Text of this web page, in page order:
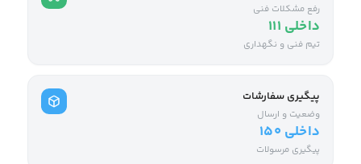
رفع مشکلات فنی
داخلی ۱۱۱
تیم فنی و نگهداری
پیگیری سفارشات
وضعیت و ارسال
داخلی ۱۵۰
پیگیری مرسولات